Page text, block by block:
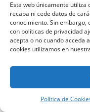
Esta web únicamente utiliza
recaba ni cede datos de
conocimiento. Sin embargo,
con políticas de privacidad
acepta o no cuando acceda
cookies utilizamos en
Política de
Gaseosas La
Josep Km 2,5.